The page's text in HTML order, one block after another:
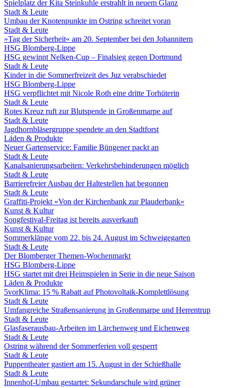
Spielplatz der Kita Steinkuhle erstrahlt in neuem Glanz
Stadt & Leute
Umbau der Knotenpunkte im Ostring schreitet voran
Stadt & Leute
»Tag der Sicherheit« am 20. September bei den Johannitern
HSG Blomberg-Lippe
HSG gewinnt Nelken-Cup – Finalsieg gegen Dortmund
Stadt & Leute
Kinder in die Sommerfreizeit des Juz verabschiedet
HSG Blomberg-Lippe
HSG verpflichtet mit Nicole Roth eine dritte Torhüterin
Stadt & Leute
Rotes Kreuz ruft zur Blutspende in Großenmarpe auf
Stadt & Leute
Jagdhornbläsergruppe spendete an den Stadtforst
Läden & Produkte
Neuer Gartenservice: Familie Büngener packt an
Stadt & Leute
Kanalsanierungsarbeiten: Verkehrsbehinderungen möglich
Stadt & Leute
Barrierefreier Ausbau der Haltestellen hat begonnen
Stadt & Leute
Graffiti-Projekt »Von der Kirchenbank zur Plauderbank«
Kunst & Kultur
Songfestival-Freitag ist bereits ausverkauft
Kunst & Kultur
Sommerklänge vom 22. bis 24. August im Schweigegarten
Stadt & Leute
Der Blomberger Themen-Wochenmarkt
HSG Blomberg-Lippe
HSG startet mit drei Heimspielen in Serie in die neue Saison
Läden & Produkte
5vorKlima: 15 % Rabatt auf Photovoltaik-Komplettlösung
Stadt & Leute
Umfangreiche Straßensanierung in Großenmarpe und Herrentrup
Stadt & Leute
Glasfaserausbau-Arbeiten im Lärchenweg und Eichenweg
Stadt & Leute
Ostring während der Sommerferien voll gesperrt
Stadt & Leute
Puppentheater gastiert am 15. August in der Schießhalle
Stadt & Leute
Innenhof-Umbau gestartet: Sekundarschule wird grüner